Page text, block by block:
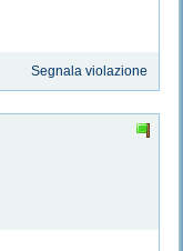
Segnala violazione